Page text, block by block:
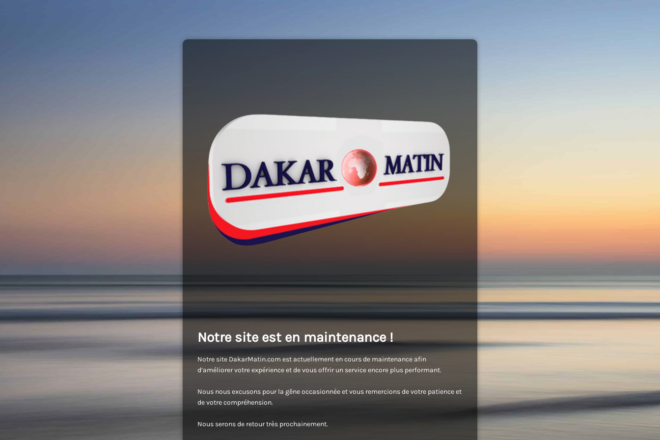
Notre site est en maintenance !
Notre site DakarMatin.com est actuellement en cours de maintenance afin
d’améliorer votre expérience et de vous offrir un service encore plus performant.
Nous nous excusons pour la gêne occasionnée et vous remercions de votre patience et
de votre compréhension.
Nous serons de retour très prochainement.